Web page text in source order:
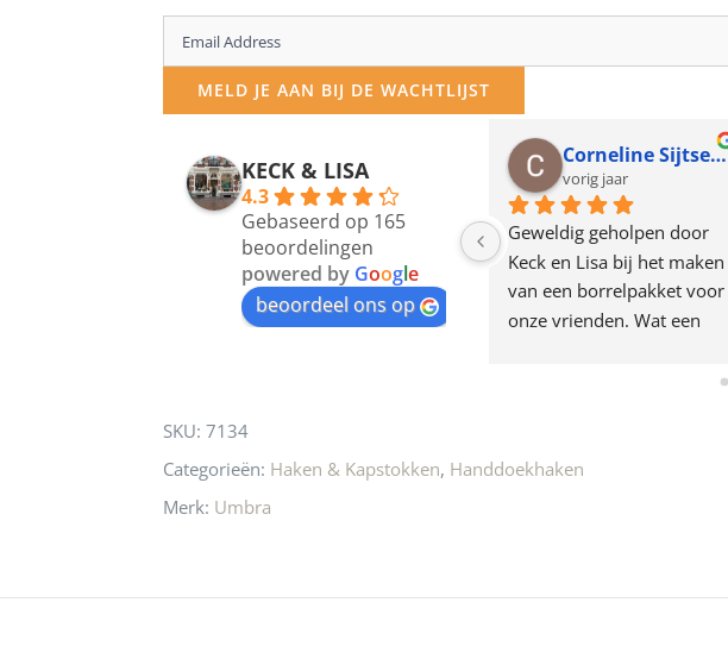
Enter
your
email
MELD JE AAN BIJ DE WACHTLIJST
KECK & LISA
4.3
Gebaseerd op 165
beoordelingen
powered by Google
beoordeel ons op
aardig en gezellig
12 maanden geleden
Waarom in hemelsnaam
de woonwinkel op de
klippen  laten lopen? Waar
moeten nu de design
Corneline Sijtsema
vorig jaar
Geweldig geholpen door
Keck en Lisa bij het maken
van een borrelpakket voor
onze vrienden. Wat een
SKU: 7134
Categorieën: Haken & Kapstokken, Handdoekhaken
Merk: Umbra